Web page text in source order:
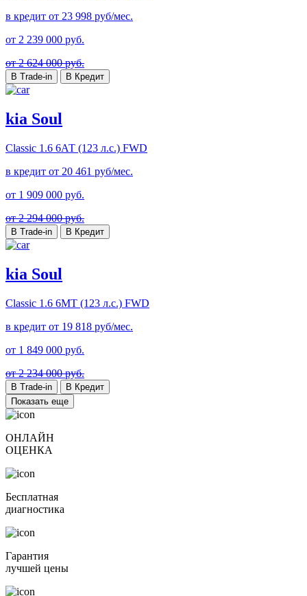
в кредит от 23 998 руб/мес.
от 2 239 000 руб.
от 2 624 000 руб.
В Trade-in В Кредит
kia Soul
Classic 1.6 6АТ (123 л.с.) FWD
в кредит от 20 461 руб/мес.
от 1 909 000 руб.
от 2 294 000 руб.
В Trade-in В Кредит
kia Soul
Classic 1.6 6МТ (123 л.с.) FWD
в кредит от 19 818 руб/мес.
от 1 849 000 руб.
от 2 234 000 руб.
В Trade-in
В Кредит
Показать еще
ОНЛАЙН
ОЦЕНКА
Бесплатная
диагностика
Гарантия
лучшей цены